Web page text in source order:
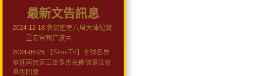
最新文告訊息
2024-12-18 參加聖考八風大陣紀實
——昱宏宮闕仁波且
2024-06-26
【Sino-TV】全球各界
恭迎南無第三世多杰羌佛佛誕法會
舉世同慶